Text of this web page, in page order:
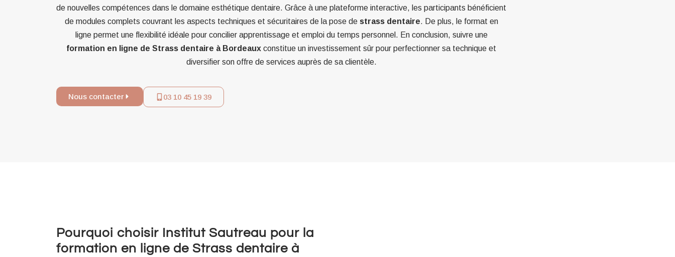
de nouvelles compétences dans le domaine esthétique dentaire. Grâce à une plateforme interactive, les participants bénéficient
de modules complets couvrant les aspects techniques et sécuritaires de la pose de strass dentaire. De plus, le format en
ligne permet une flexibilité idéale pour concilier apprentissage et emploi du temps personnel. En conclusion, suivre une
formation en ligne de Strass dentaire à Bordeaux constitue un investissement sûr pour perfectionner sa technique et
diversifier son offre de services auprès de sa clientèle.
Nous contacter 03 10 45 19 39
Pourquoi choisir Institut Sautreau pour la
formation en ligne de Strass dentaire à